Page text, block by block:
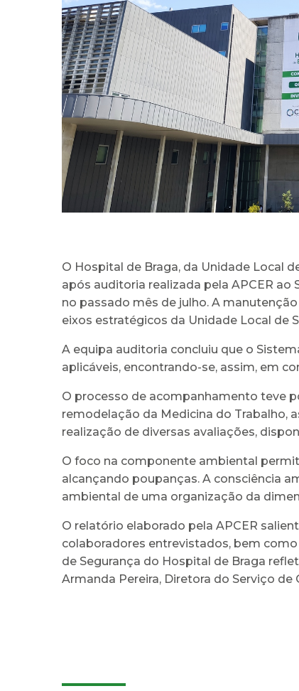
O Hospital de Braga, da Unidade Local
após auditoria realizada pela APCER ao
no passado mês de julho. A
eixos estratégicos da Unidade Local de
A equipa auditoria concluiu que o
aplicáveis, encontrando-se, assim, em
O processo de acompanhamento teve
remodelação da Medicina do Trabalho,
realização de diversas avaliações,
O foco na componente ambiental
alcançando poupanças. A consciência
ambiental de uma organização da
O relatório elaborado pela APCER
colaboradores entrevistados, bem
de Segurança do Hospital de Braga
Armanda Pereira, Diretora do Serviço de